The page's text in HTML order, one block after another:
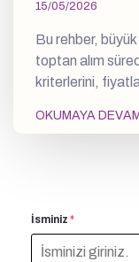
15/05/2026
Bu rehber,
toptan alım
kriterlerini,
OKUMAYA
İsminiz *